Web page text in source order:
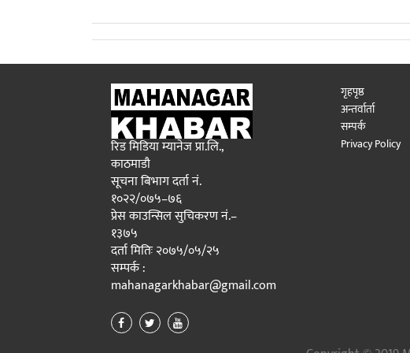
रिड मिडिया म्यानेज प्रा.लि.,
काठमाडौ
सूचना बिभाग दर्ता नं.
१०२२/०७५–७६
प्रेस काउन्सिल सुचिकरण नं.–
१३७५
दर्ता मितिः २०७५/०५/२५
सम्पर्क :
mahanagarkhabar@gmail.com
गृहपृष्ठ
अन्तर्वार्ता
सम्पर्क
Privacy Policy